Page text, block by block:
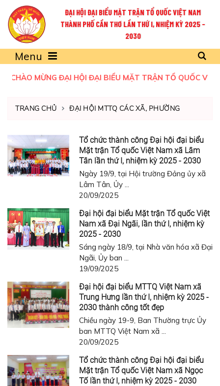
ĐẠI HỘI ĐẠI BIỂU MẶT TRẬN TỔ QUỐC VIỆT NAM
THÀNH PHỐ CẦN THƠ LẦN THỨ I, NHIỆM KỲ 2025 -
2030
Menu
CHÀO MỪNG ĐẠI HỘI ĐẠI BIỂU MẶT TRẬN TỔ QUỐC
TRANG CHỦ ĐẠI HỘI MTTQ CÁC XÃ, PHƯỜNG
Tổ chức thành công Đại hội đại biểu
Mặt trận Tổ quốc Việt Nam xã Lâm
Tân lần thứ I, nhiệm kỳ 2025 - 2030
Ngày 19/9, tại Hội trường Đảng ủy xã
Lâm Tân, Ủy ...
20/09/2025
Đại hội đại biểu Mặt trận Tổ quốc Việt
Nam xã Đại Ngãi, lần thứ I, nhiệm kỳ
2025 - 2030
Sáng ngày 18/9, tại Nhà văn hóa xã Đại
Ngãi, Ủy ban ...
19/09/2025
Đại hội đại biểu MTTQ Việt Nam xã
Trung Hưng lần thứ I, nhiệm kỳ 2025 -
2030 thành công tốt đẹp
Chiều ngày 19-9, Ban Thường trực Ủy
ban MTTQ Việt Nam xã ...
20/09/2025
Tổ chức thành công Đại hội đại biểu
Mặt trận Tổ quốc Việt Nam xã Ngọc
Tố lần thứ I, nhiệm kỳ 2025 - 2030